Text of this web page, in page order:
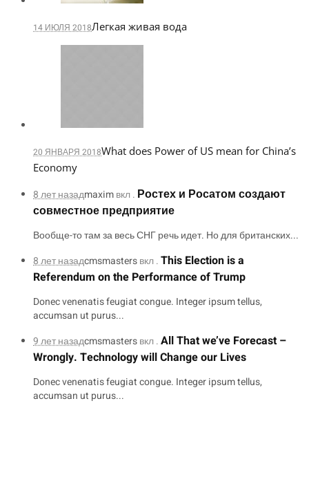
14 ИЮЛЯ 2018Легкая живая вода
20 ЯНВАРЯ 2018What does Power of US mean for China’s
Economy
8 лет назадmaximвкл . Ростех и Росатом создают
совместное предприятие
Вообще-то там за весь СНГ речь идет. Но для британских...
8 лет назадcmsmastersвкл .This Election is a
Referendum on the Performance of Trump
Donec venenatis feugiat congue. Integer ipsum tellus,
accumsan ut purus...
9 лет назадcmsmastersвкл .All That we’ve Forecast –
Wrongly. Technology will Change our Lives
Donec venenatis feugiat congue. Integer ipsum tellus,
accumsan ut purus...